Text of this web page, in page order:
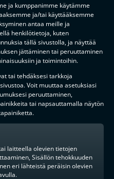
ja kumppanimme käytämme
ja/tai käyttääksemme
antaa meille ja
henkilötietoja, kuten
tällä sivustolla, ja näyttää
jättäminen tai peruuttaminen
ja toimintoihin.
tai tehdäksesi tarkkoja
Voit muuttaa asetuksiasi
peruuttaminen,
tai napsauttamalla näytön
laitteella olevien tietojen
Sisällön tehokkuuden
eri lähteistä peräisin olevien